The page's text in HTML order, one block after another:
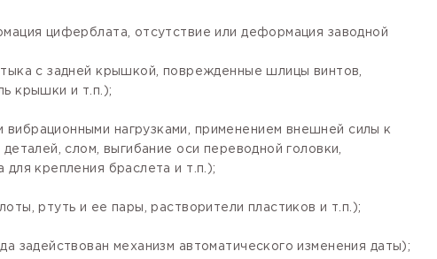
циферблата, отсутствие или деформация заводной
с задней крышкой, поврежденные шлицы винтов,
крышки и т.п.);
нагрузками, применением внешней силы к
слом, выгибание оси переводной головки,
крепления браслета и т.п.);
ртуть и ее пары, растворители пластиков и т.п.);
механизм автоматического изменения даты);